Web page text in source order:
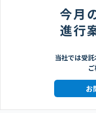
今月
進行
当社では受
お